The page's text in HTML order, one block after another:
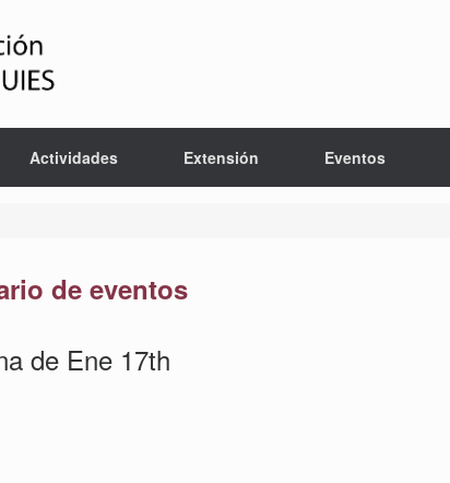
Actividades Extensión Eventos
de eventos
de Ene 17th